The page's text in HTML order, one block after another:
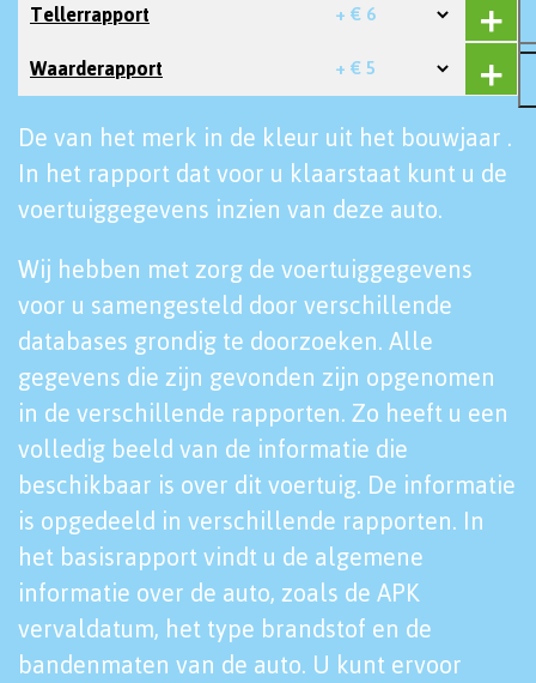
Tellerrapport + € 6
Waarderapport + € 5
De van het merk in de kleur uit het bouwjaar .
In het rapport dat voor u klaarstaat kunt u de
voertuiggegevens inzien van deze auto.
Wij hebben met zorg de voertuiggegevens
voor u samengesteld door verschillende
databases grondig te doorzoeken. Alle
gegevens die zijn gevonden zijn opgenomen
in de verschillende rapporten. Zo heeft u een
volledig beeld van de informatie die
beschikbaar is over dit voertuig. De informatie
is opgedeeld in verschillende rapporten. In
het basisrapport vindt u de algemene
informatie over de auto, zoals de APK
vervaldatum, het type brandstof en de
bandenmaten van de auto. U kunt ervoor